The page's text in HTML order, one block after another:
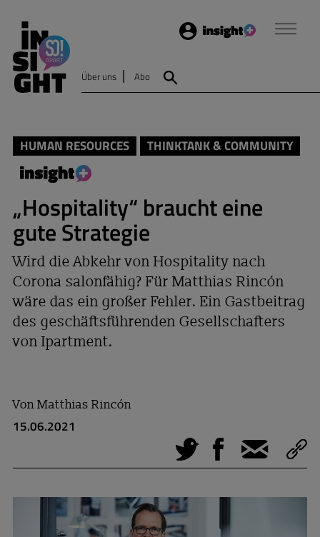
Login
Über uns Abo
HUMAN RESOURCES THINKTANK & COMMUNITY
„Hospitality“ braucht eine
gute Strategie
Wird die Abkehr von Hospitality nach
Corona salonfähig? Für Matthias Rincón
wäre das ein großer Fehler. Ein Gastbeitrag
des geschäftsführenden Gesellschafters
von Ipartment.
VonMatthias Rincón
15.06.2021
Tweet Facebook
E-Mail